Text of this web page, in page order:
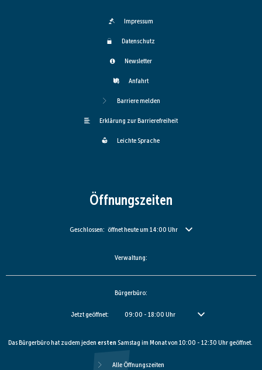
Impressum
Datenschutz
Newsletter
Anfahrt
Barriere melden
Erklärung zur Barrierefreiheit
Leichte Sprache
Öffnungszeiten
Klicken, um weitere Öffnungs- oder Schließzeiten auszublenden
Geschlossen: öffnet heute um 14:00 Uhr
Verwaltung:
Bürgerbüro:
Klicken, um weitere Öffnungs- oder Schließzeiten auszublenden
Jetzt geöffnet: 09:00 - 18:00 Uhr Von 09:00 bis 18:00 Uhr
Das Bürgerbüro hat zudem jeden erstenSamstag im Monat von 10:00 - 12:30 Uhr geöffnet.
Alle Öffnungszeiten